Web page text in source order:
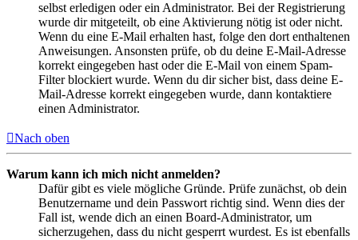
selbst erledigen oder ein Administrator. Bei der Registrierung
wurde dir mitgeteilt, ob eine Aktivierung nötig ist oder nicht.
Wenn du eine E-Mail erhalten hast, folge den dort enthaltenen
Anweisungen. Ansonsten prüfe, ob du deine E-Mail-Adresse
korrekt eingegeben hast oder die E-Mail von einem Spam-
Filter blockiert wurde. Wenn du dir sicher bist, dass deine E-
Mail-Adresse korrekt eingegeben wurde, dann kontaktiere
einen Administrator.
Nach oben
Warum kann ich mich nicht anmelden?
Dafür gibt es viele mögliche Gründe. Prüfe zunächst, ob dein
Benutzername und dein Passwort richtig sind. Wenn dies der
Fall ist, wende dich an einen Board-Administrator, um
sicherzugehen, dass du nicht gesperrt wurdest. Es ist ebenfalls